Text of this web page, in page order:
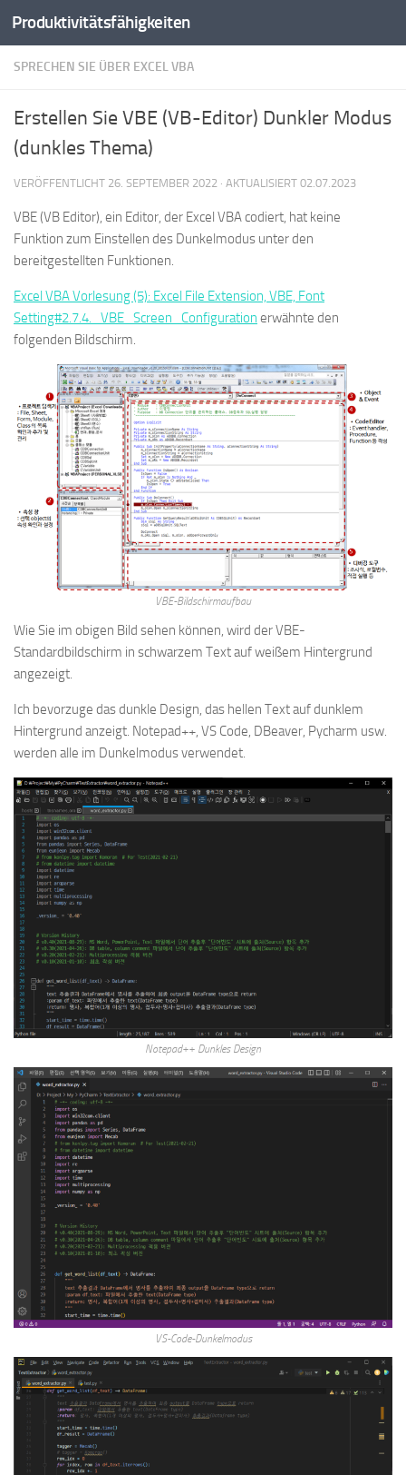
Zum Inhalt springen
Produktivitätsfähigkeiten
SPRECHEN SIE ÜBER EXCEL VBA
Erstellen Sie VBE (VB-Editor) Dunkler Modus
(dunkles Thema)
VERÖFFENTLICHT 26. SEPTEMBER 2022 · AKTUALISIERT 02.07.2023
VBE (VB Editor), ein Editor, der Excel VBA codiert, hat keine
Funktion zum Einstellen des Dunkelmodus unter den
bereitgestellten Funktionen.
Excel VBA Vorlesung (5): Excel File Extension, VBE, Font
Setting#2.7.4._VBE_Screen_Configuration erwähnte den
folgenden Bildschirm.
VBE-Bildschirmaufbau
Wie Sie im obigen Bild sehen können, wird der VBE-
Standardbildschirm in schwarzem Text auf weißem Hintergrund
angezeigt.
Ich bevorzuge das dunkle Design, das hellen Text auf dunklem
Hintergrund anzeigt. Notepad++, VS Code, DBeaver, Pycharm usw.
werden alle im Dunkelmodus verwendet.
Notepad++ Dunkles Design
VS-Code-Dunkelmodus